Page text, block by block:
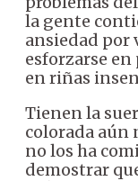
la gente
ansiedad por
esforzarse
en riñas
Tienen la
colorada aún
no los ha
demostrar